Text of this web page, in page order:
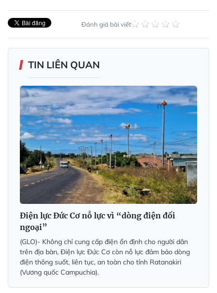
Đánh giá bài viết
TIN LIÊN QUAN
Điện lực Đức Cơ nỗ lực vì “dòng điện đối
ngoại”
(GLO)- Không chỉ cung cấp điện ổn định cho người dân
trên địa bàn, Điện lực Đức Cơ còn nỗ lực đảm bảo dòng
điện thông suốt, liên tục, an toàn cho tỉnh Ratanakiri
(Vương quốc Campuchia).